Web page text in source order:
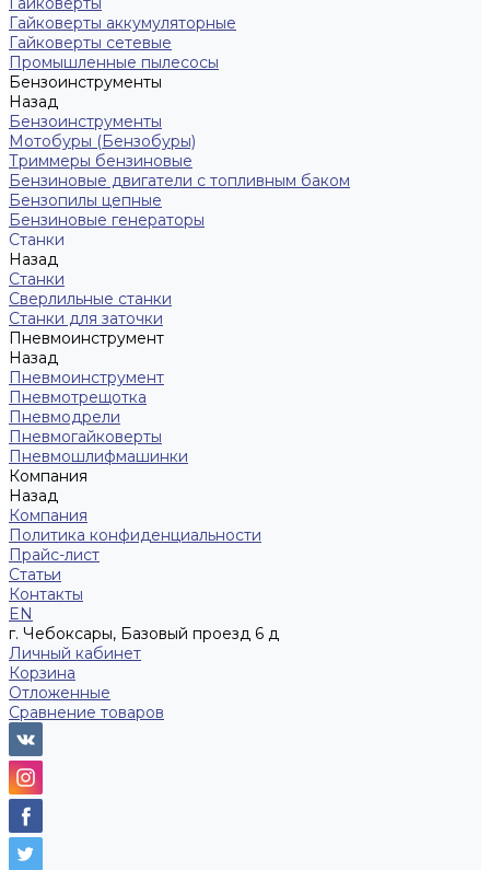
Гайковерты аккумуляторные
Гайковерты сетевые
Промышленные пылесосы
Бензоинструменты
Назад
Бензоинструменты
Мотобуры (Бензобуры)
Триммеры бензиновые
Бензиновые двигатели с топливным баком
Бензопилы цепные
Бензиновые генераторы
Станки
Назад
Станки
Сверлильные станки
Станки для заточки
Пневмоинструмент
Назад
Пневмоинструмент
Пневмотрещотка
Пневмодрели
Пневмогайковерты
Пневмошлифмашинки
Компания
Назад
Компания
Политика конфиденциальности
Прайс-лист
Статьи
Контакты
EN
г. Чебоксары, Базовый проезд 6 д
Личный кабинет
Корзина
Отложенные
Сравнение товаров